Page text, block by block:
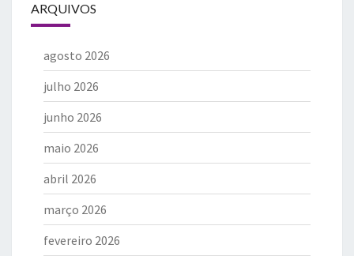
ARQUIVOS
agosto 2026
julho 2026
junho 2026
maio 2026
abril 2026
março 2026
fevereiro 2026